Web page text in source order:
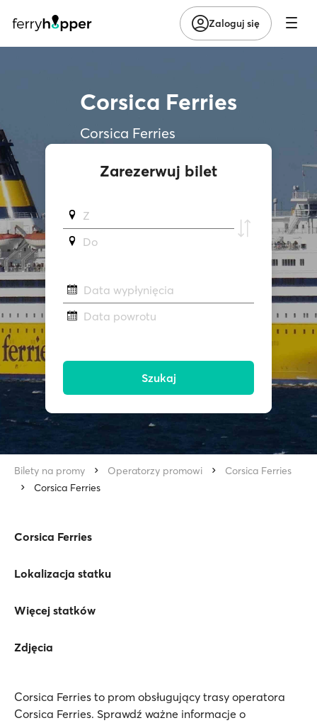
Zaloguj się
Corsica Ferries
Corsica Ferries
Zarezerwuj bilet
Z
Do
Data wypłynięcia
Data powrotu
Szukaj
Bilety na promy Operatorzy promowi
Corsica Ferries
Corsica Ferries
Corsica Ferries
Lokalizacja statku
Więcej statków
Zdjęcia
Corsica Ferries to prom obsługujący trasy operatora
Corsica Ferries. Sprawdź ważne informacje o